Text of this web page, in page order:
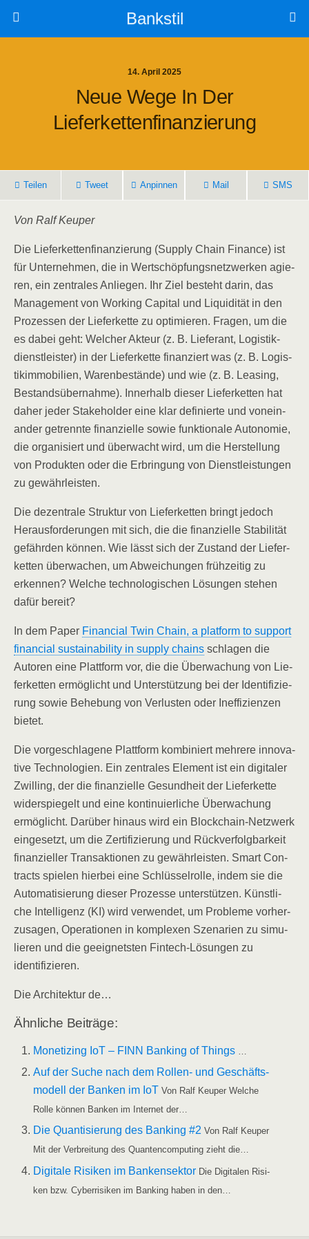
Bankstil
14. April 2025
Neue Wege In Der
Lieferkettenfinanzierung
Tei­len Tweet Anpin­nen Mail SMS
Von Ralf Keuper
Die Lie­fer­ket­ten­fi­nan­zie­rung (Sup­p­ly Chain Finan­ce) ist
für Unter­neh­men, die in Wert­schöp­fungs­netz­wer­ken agie­
ren, ein zen­tra­les Anlie­gen. Ihr Ziel besteht dar­in, das
Manage­ment von Working Capi­tal und Liqui­di­tät in den
Pro­zes­sen der Lie­fer­ket­te zu opti­mie­ren. Fra­gen, um die
es dabei geht: Wel­cher Akteur (z. B. Lie­fe­rant, Logis­tik­
dienst­leis­ter) in der Lie­fer­ket­te finan­ziert was (z. B. Logis­
tik­im­mo­bi­li­en, Waren­be­stän­de) und wie (z. B. Lea­sing,
Bestands­über­nah­me). Inner­halb die­ser Lie­fer­ket­ten hat
daher jeder Stake­hol­der eine klar defi­nier­te und von­ein­
an­der getrenn­te finan­zi­el­le sowie funk­tio­na­le Auto­no­mie,
die orga­ni­siert und über­wacht wird, um die Her­stel­lung
von Pro­duk­ten oder die Erbrin­gung von Dienst­leis­tun­gen
zu gewährleisten.
Die dezen­tra­le Struk­tur von Lie­fer­ket­ten bringt jedoch
Her­aus­for­de­run­gen mit sich, die die finan­zi­el­le Sta­bi­li­tät
gefähr­den kön­nen. Wie lässt sich der Zustand der Lie­fer­
ket­ten über­wa­chen, um Abwei­chun­gen früh­zei­tig zu
erken­nen? Wel­che tech­no­lo­gi­schen Lösun­gen ste­hen
dafür bereit?
In dem Paper Finan­cial Twin Chain, a plat­form to sup­port
finan­cial sus­taina­bi­li­ty in sup­p­ly chains schla­gen die
Autoren eine Platt­form vor, die die Über­wa­chung von Lie­
fer­ket­ten ermög­licht und Unter­stüt­zung bei der Iden­ti­fi­zie­
rung sowie Behe­bung von Ver­lus­ten oder Inef­fi­zi­en­zen
bietet.
Die vor­ge­schla­ge­ne Platt­form kom­bi­niert meh­re­re inno­va­
ti­ve Tech­no­lo­gien. Ein zen­tra­les Ele­ment ist ein digi­ta­ler
Zwil­ling, der die finan­zi­el­le Gesund­heit der Lie­fer­ket­te
wider­spie­gelt und eine kon­ti­nu­ier­li­che Über­wa­chung
ermög­licht. Dar­über hin­aus wird ein Block­chain-Netz­werk
ein­ge­setzt, um die Zer­ti­fi­zie­rung und Rück­ver­folg­bar­keit
finan­zi­el­ler Trans­ak­tio­nen zu gewähr­leis­ten. Smart Con­
tracts spie­len hier­bei eine Schlüs­sel­rol­le, indem sie die
Auto­ma­ti­sie­rung die­ser Pro­zes­se unter­stüt­zen. Künst­li­
che Intel­li­genz (KI) wird ver­wen­det, um Pro­ble­me vor­her­
zu­sa­gen, Ope­ra­tio­nen in kom­ple­xen Sze­na­ri­en zu simu­
lie­ren und die geeig­nets­ten Fin­tech-Lösun­gen zu
identifizieren.
Die Archi­tek­tur de…
Ähn­li­che Beiträge:
Mone­tiz­ing IoT – FINN Ban­king of Things …
Auf der Suche nach dem Rol­­len- und Geschäfts­
mo­dell der Ban­ken im IoT Von Ralf Keu­per Wel­che
Rol­le kön­nen Ban­ken im Inter­net der…
Die Quan­ti­sie­rung des Ban­king #2 Von Ralf Keu­per
Mit der Ver­brei­tung des Quan­ten­com­pu­ting zieht die…
Digi­ta­le Risi­ken im Ban­ken­sek­tor Die Digi­ta­len Risi­
ken bzw. Cyber­ri­si­ken im Ban­king haben in den…